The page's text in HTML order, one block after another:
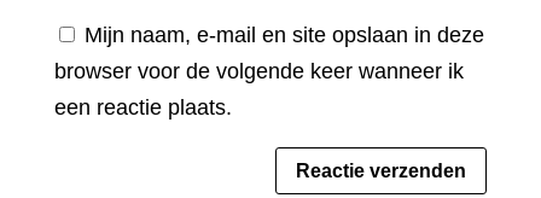
Mijn naam, e-mail en site opslaan in deze
browser voor de volgende keer wanneer ik
een reactie plaats.